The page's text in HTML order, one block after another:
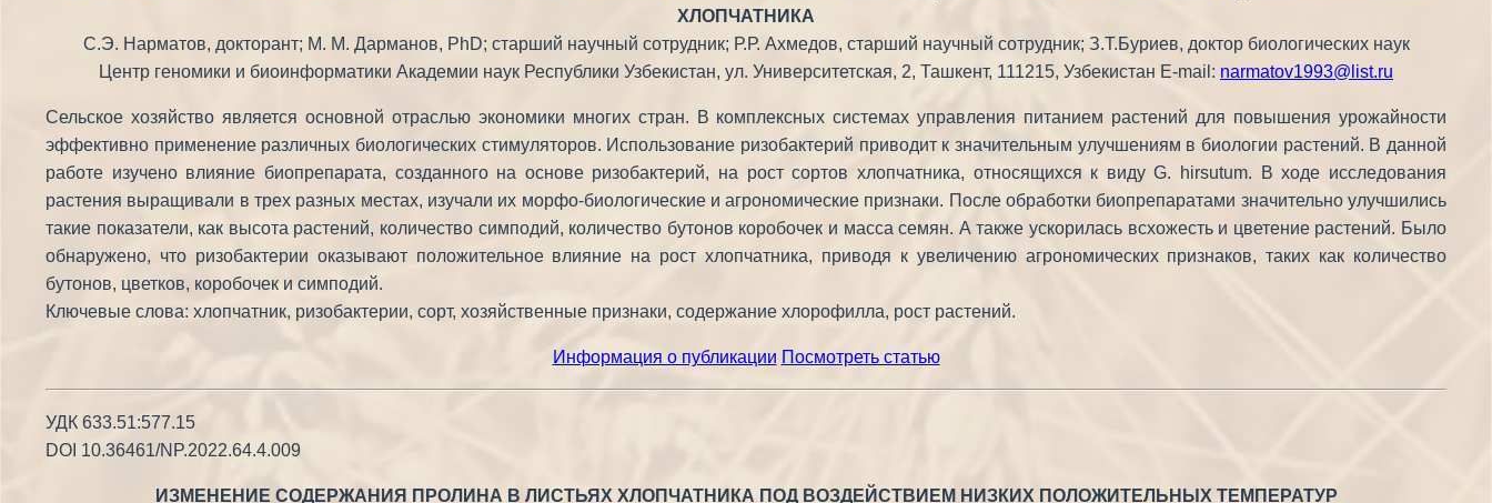
ХЛОПЧАТНИКА
С.Э. Нарматов, докторант; М. М. Дарманов, PhD; старший научный сотрудник; Р.Р. Ахмедов, старший научный сотрудник; З.Т.Буриев, доктор биологических наук
Центр геномики и биоинформатики Академии наук Республики Узбекистан, ул. Университетская, 2, Ташкент, 111215, Узбекистан E-mail: narmatov1993@list.ru
Сельское хозяйство является основной отраслью экономики многих стран. В комплексных системах управления питанием растений для повышения урожайности
эффективно применение различных биологических стимуляторов. Использование ризобактерий приводит к значительным улучшениям в биологии растений. В данной
работе изучено влияние биопрепарата, созданного на основе ризобактерий, на рост сортов хлопчатника, относящихся к виду G. hirsutum. В ходе исследования
растения выращивали в трех разных местах, изучали их морфо-биологические и агрономические признаки. После обработки биопрепаратами значительно улучшились
такие показатели, как высота растений, количество симподий, количество бутонов коробочек и масса семян. А также ускорилась всхожесть и цветение растений. Было
обнаружено, что ризобактерии оказывают положительное влияние на рост хлопчатника, приводя к увеличению агрономических признаков, таких как количество
бутонов, цветков, коробочек и симподий.
Ключевые слова: хлопчатник, ризобактерии, сорт, хозяйственные признаки, содержание хлорофилла, рост растений.
Информация о публикации Посмотреть статью
УДК 633.51:577.15
DOI 10.36461/NP.2022.64.4.009
ИЗМЕНЕНИЕ СОДЕРЖАНИЯ ПРОЛИНА В ЛИСТЬЯХ ХЛОПЧАТНИКА ПОД ВОЗДЕЙСТВИЕМ НИЗКИХ ПОЛОЖИТЕЛЬНЫХ ТЕМПЕРАТУР